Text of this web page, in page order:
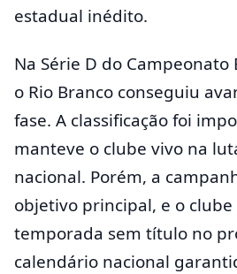
estadual inédito.
Na Série D do
o Rio Branco conseguiu
fase. A classificação foi
manteve o clube vivo na
nacional. Porém, a
objetivo principal, e o
temporada sem título no
calendário nacional